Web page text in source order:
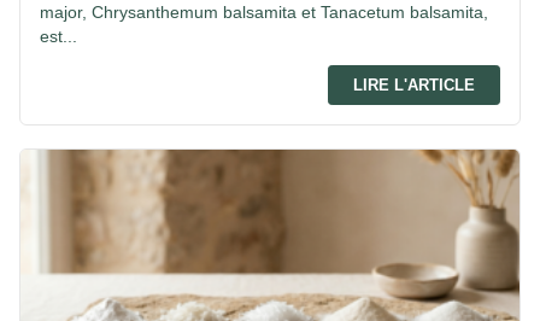
major, Chrysanthemum balsamita et Tanacetum balsamita,
est...
LIRE L'ARTICLE